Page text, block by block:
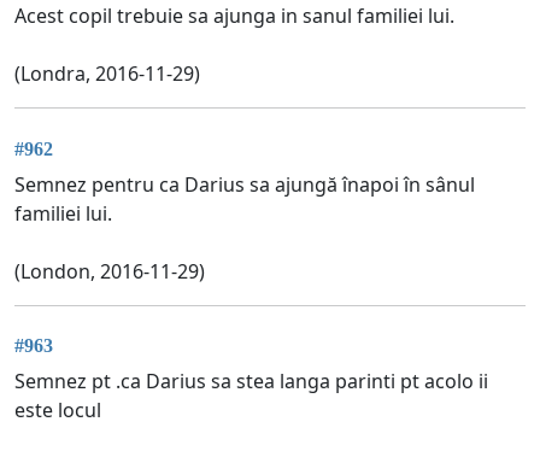
Acest copil trebuie sa ajunga in sanul familiei lui.
(Londra, 2016-11-29)
#962
Semnez pentru ca Darius sa ajungă înapoi în sânul
familiei lui.
(London, 2016-11-29)
#963
Semnez pt .ca Darius sa stea langa parinti pt acolo ii
este locul